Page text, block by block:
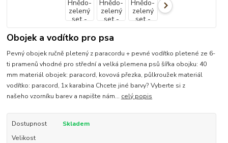
Obojek a vodítko pro psa
Pevný obojek ručně pletený z paracordu + pevné vodítko pletené ze 6-
ti pramenů vhodné pro střední a velká plemena psů šířka obojku: 40
mm materiál obojek: paracord, kovová přezka, půlkroužek materiál
vodítko: paracord, 1x karabina Chcete jiné barvy? Vyberte si z
našeho vzorníku barev a napište nám... celý popis
Dostupnost
Skladem
Velikost